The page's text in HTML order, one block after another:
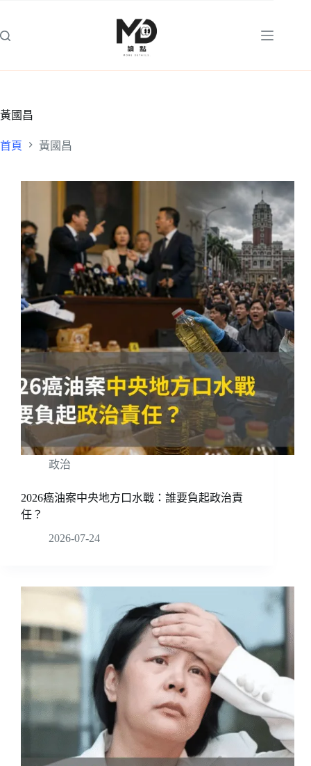
主
黃國昌
首頁 黃國昌
政治
2026癌油案中央地方口水戰：誰要負起政治責
任？
2026-07-24